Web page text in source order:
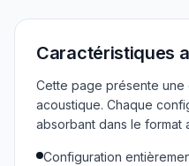
Caractéristiques
Cette page présente une
acoustique. Chaque
absorbant dans le format
Configuration